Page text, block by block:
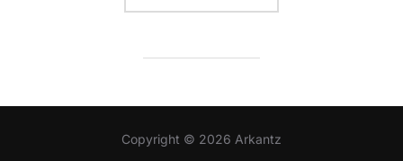
Copyright © 2026 Arkantz